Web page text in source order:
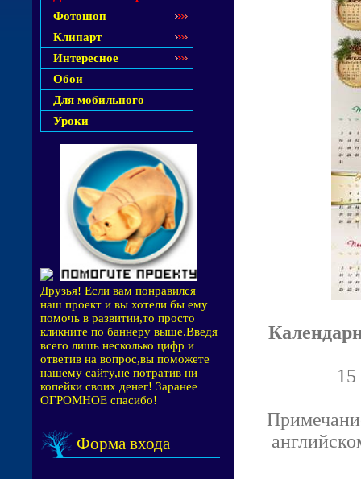
Фотошоп
Клипарт
Интересное
Обои
Для мобильного
Уроки
Друзья! Если вам понравился
наш проект и вы хотели бы ему
помочь в развитии,то просто
кликните по баннеру выше.Введя
всего лишь несколько цифр и
ответив на вопрос,вы поможете
нашему сайту,не потратив ни
копейки своих денег! Заранее
ОГРОМНОЕ спасибо!
Форма входа